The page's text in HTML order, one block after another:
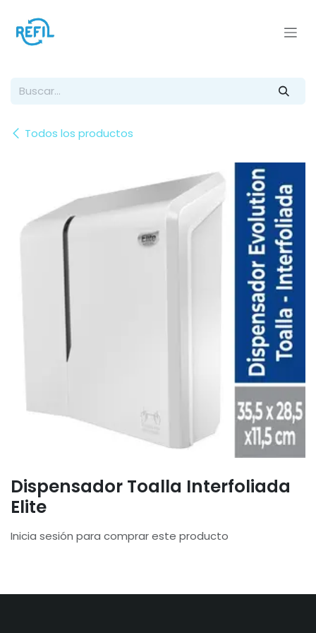
Todos los productos
Dispensador Toalla Interfoliada
Elite
Inicia sesión para comprar este producto